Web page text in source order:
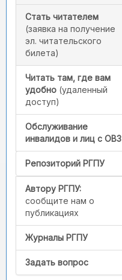
Стать читателем
(заявка на получение
эл. читательского
билета)
Читать там, где вам
удобно (удаленный
доступ)
Обслуживание
инвалидов и лиц с ОВЗ
Репозиторий РГПУ
Автору РГПУ:
сообщите нам о
публикациях
Журналы РГПУ
Задать вопрос